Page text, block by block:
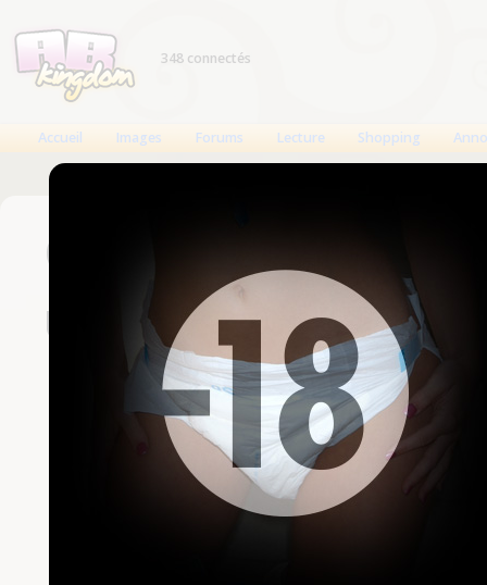
348 connectés
Accueil Images Forums Lecture Shopping
Connexion
Un compte est
Nom d'utilisateur
Mot de passe